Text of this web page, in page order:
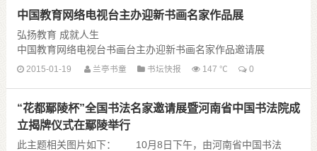
中国教育网络电视台主办迎新书画名家作品展
弘扬教育 成就人生
中国教育网络电视台书画台主办迎新书画名家作品邀请展
为喜迎2015年&middot;农历乙未年的到来，由中国教育网络电视
台书画台主办，弘成教育集团协办的“弘扬教育、成就人生——中
国教 ......
2015-01-19 兰亭书童 书坛快报 147 ℃ 0
“花都鄢陵杯”全国书法名家邀请展暨河南省中国书法院成
立揭牌仪式在鄢陵举行
此主题相关图片如下： 10月8日下午，由河南省中国书法